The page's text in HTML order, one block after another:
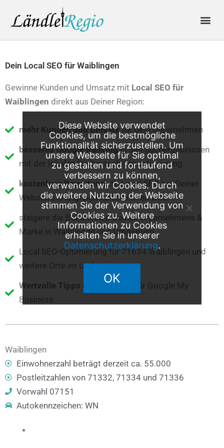
Dein Local SEO für Waiblingen
Gewinne Kunden und Umsatz mit Local SEO für
Waiblingen direkt aus Deiner Region:
mehr Kunden und Umsatz für Dein Unternehmen
besseres Google Rankingin den Suchergebnissen
mit der lokalen Suchmaschinenoptimierung
kostenlose Bewertung, ob Local SEO bei Deiner
Webseite erfolgreich funktionieren wird
steigere die Bekanntheit Deines Unternehmens &
Marke in Waiblingen und Umgebung
Local SEO-Optimierung für 71634 Waiblingen und
weitere Orte im Umkreis
Wertvolle Tipps und Hinweise für Google My
Business
Waiblingen
Einwohnerzahl beträgt derzeit ca. 55.000
Postleitzahlen von 71332, 71334 und 71336
Vorwahl 07151
Autokennzeichen: WN
Diese Website verwendet
Cookies, um die bestmögliche
Funktionalität sicherzustellen. Um
unsere Webseite für Sie optimal
zu gestalten und fortlaufend
verbessern zu können,
verwenden wir Cookies. Durch
die weitere Nutzung der Webseite
stimmen Sie der Verwendung von
Cookies zu. Weitere
Informationen zu Cookies
erhalten Sie in unserer
Datenschutzerklärung.
OK